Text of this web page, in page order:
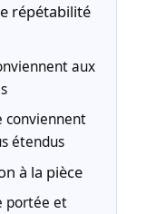
répétabilité
aux
conviennent
étendus
à la pièce
portée et